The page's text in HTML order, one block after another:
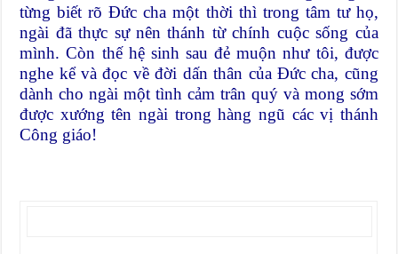
từng biết rõ Ðức cha một thời thì trong tâm tư họ,
ngài đã thực sự nên thánh từ chính cuộc sống của
mình. Còn thế hệ sinh sau đẻ muộn như tôi, được
nghe kể và đọc về đời dấn thân của Ðức cha, cũng
dành cho ngài một tình cảm trân quý và mong sớm
được xướng tên ngài trong hàng ngũ các vị thánh
Công giáo!